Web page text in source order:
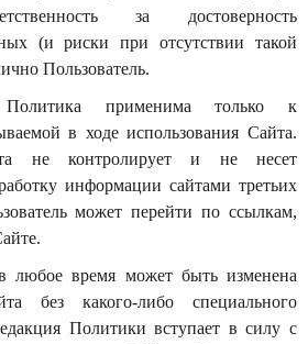
за достоверность
(и риски при отсутствии такой
лично Пользователь.
применима только к
в ходе использования Сайта.
не контролирует и не несет
информации сайтами третьих
может перейти по ссылкам,
любое время может быть изменена
без какого-либо специального
Политики вступает в силу с